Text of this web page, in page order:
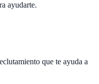
ayudarte.
que te ayuda a